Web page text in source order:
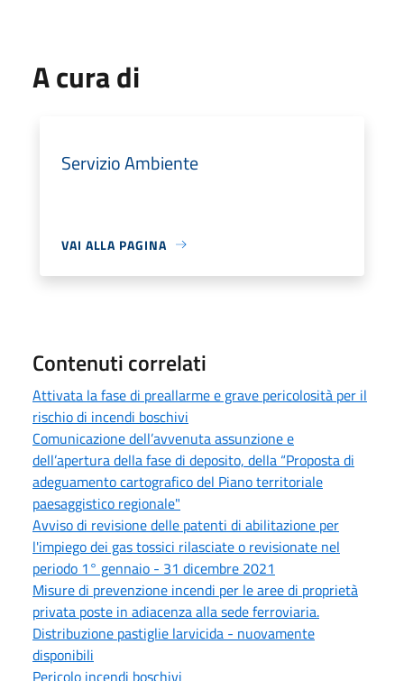
A cura di
Servizio Ambiente
VAI ALLA PAGINA
Contenuti correlati
Attivata la fase di preallarme e grave pericolosità per il
rischio di incendi boschivi
Comunicazione dell’avvenuta assunzione e
dell’apertura della fase di deposito, della “Proposta di
adeguamento cartografico del Piano territoriale
paesaggistico regionale"
Avviso di revisione delle patenti di abilitazione per
l'impiego dei gas tossici rilasciate o revisionate nel
periodo 1° gennaio - 31 dicembre 2021
Misure di prevenzione incendi per le aree di proprietà
privata poste in adiacenza alla sede ferroviaria.
Distribuzione pastiglie larvicida - nuovamente
disponibili
Pericolo incendi boschivi